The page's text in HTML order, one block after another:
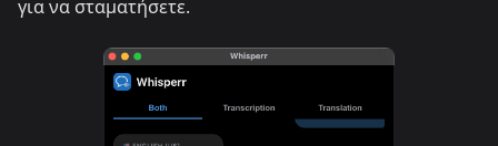
για να σταματήσετε.